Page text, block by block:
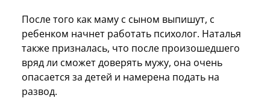
После того как маму с сыном выпишут, с
ребенком начнет работать психолог. Наталья
также призналась, что после произошедшего
вряд ли сможет доверять мужу, она очень
опасается за детей и намерена подать на
развод.